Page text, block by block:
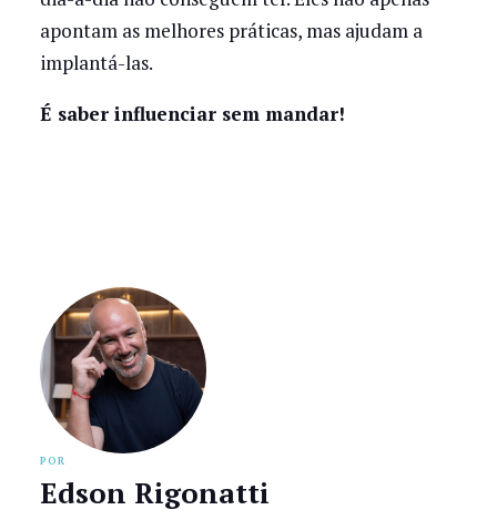
apontam as melhores práticas, mas ajudam a
implantá-las.
É saber influenciar sem mandar!
POR
Edson Rigonatti